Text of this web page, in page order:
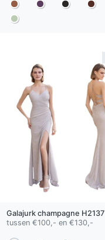
Galajurk champagne H2137
tussen €100,- en €130,-